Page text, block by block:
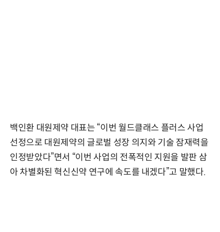
백인환 대원제약 대표는 “이번 월드클래스 플러스 사업
선정으로 대원제약의 글로벌 성장 의지와 기술 잠재력을
인정받았다”면서 “이번 사업의 전폭적인 지원을 발판 삼
아 차별화된 혁신신약 연구에 속도를 내겠다”고 말했다.